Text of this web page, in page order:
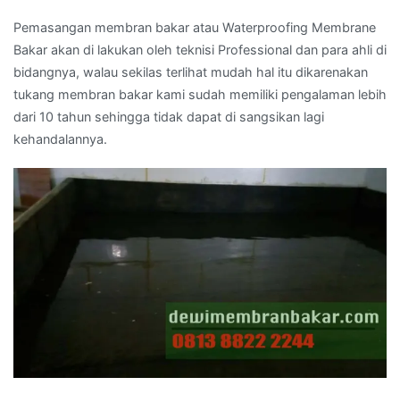
Pemasangan membran bakar atau Waterproofing Membrane
Bakar akan di lakukan oleh teknisi Professional dan para ahli di
bidangnya, walau sekilas terlihat mudah hal itu dikarenakan
tukang membran bakar kami sudah memiliki pengalaman lebih
dari 10 tahun sehingga tidak dapat di sangsikan lagi
kehandalannya.